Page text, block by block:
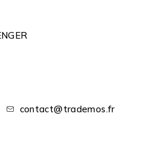
contact@trademos.fr